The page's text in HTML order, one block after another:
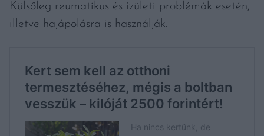
Külsőleg reumatikus és ízületi problémák esetén,
illetve hajápolásra is használják.